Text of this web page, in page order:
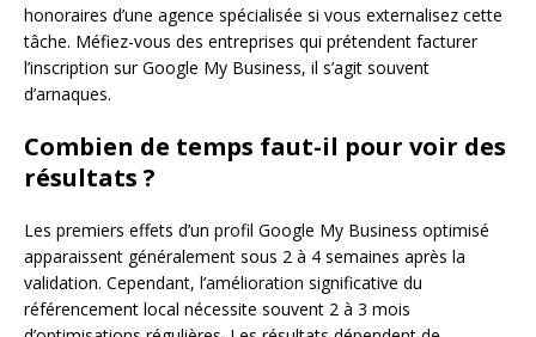
honoraires d’une agence spécialisée si vous externalisez cette
tâche. Méfiez-vous des entreprises qui prétendent facturer
l’inscription sur Google My Business, il s’agit souvent
d’arnaques.
Combien de temps faut-il pour voir des
résultats ?
Les premiers effets d’un profil Google My Business optimisé
apparaissent généralement sous 2 à 4 semaines après la
validation. Cependant, l’amélioration significative du
référencement local nécessite souvent 2 à 3 mois